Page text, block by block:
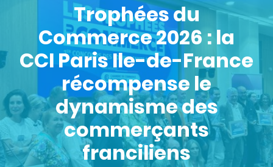
Trophées du
Commerce 2026 : la
CCI Paris Ile-de-France
récompense le
dynamisme des
commerçants
franciliens